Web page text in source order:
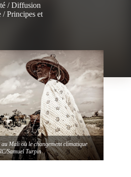
/Diffusion
/Principes et
Mali où le changement climatique
Samuel Turpin